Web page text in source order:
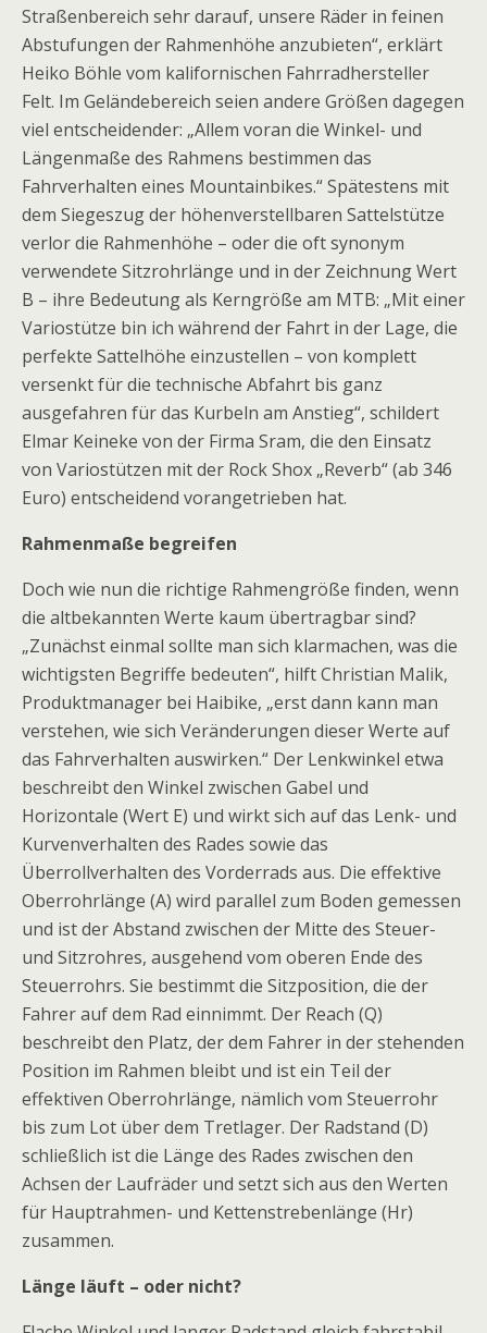
Straßenbereich sehr darauf, unsere Räder in feinen
Abstufungen der Rahmenhöhe anzubieten“, erklärt
Heiko Böhle vom kalifornischen Fahrradhersteller
Felt. Im Geländebereich seien andere Größen dagegen
viel entscheidender: „Allem voran die Winkel- und
Längenmaße des Rahmens bestimmen das
Fahrverhalten eines Mountainbikes.“ Spätestens mit
dem Siegeszug der höhenverstellbaren Sattelstütze
verlor die Rahmenhöhe – oder die oft synonym
verwendete Sitzrohrlänge und in der Zeichnung Wert
B – ihre Bedeutung als Kerngröße am MTB: „Mit einer
Variostütze bin ich während der Fahrt in der Lage, die
perfekte Sattelhöhe einzustellen – von komplett
versenkt für die technische Abfahrt bis ganz
ausgefahren für das Kurbeln am Anstieg“, schildert
Elmar Keineke von der Firma Sram, die den Einsatz
von Variostützen mit der Rock Shox „Reverb“ (ab 346
Euro) entscheidend vorangetrieben hat.
Rahmenmaße begreifen
Doch wie nun die richtige Rahmengröße finden, wenn
die altbekannten Werte kaum übertragbar sind?
„Zunächst einmal sollte man sich klarmachen, was die
wichtigsten Begriffe bedeuten“, hilft Christian Malik,
Produktmanager bei Haibike, „erst dann kann man
verstehen, wie sich Veränderungen dieser Werte auf
das Fahrverhalten auswirken.“ Der Lenkwinkel etwa
beschreibt den Winkel zwischen Gabel und
Horizontale (Wert E) und wirkt sich auf das Lenk- und
Kurvenverhalten des Rades sowie das
Überrollverhalten des Vorderrads aus. Die effektive
Oberrohrlänge (A) wird parallel zum Boden gemessen
und ist der Abstand zwischen der Mitte des Steuer-
und Sitzrohres, ausgehend vom oberen Ende des
Steuerrohrs. Sie bestimmt die Sitzposition, die der
Fahrer auf dem Rad einnimmt. Der Reach (Q)
beschreibt den Platz, der dem Fahrer in der stehenden
Position im Rahmen bleibt und ist ein Teil der
effektiven Oberrohrlänge, nämlich vom Steuerrohr
bis zum Lot über dem Tretlager. Der Radstand (D)
schließlich ist die Länge des Rades zwischen den
Achsen der Laufräder und setzt sich aus den Werten
für Hauptrahmen- und Kettenstrebenlänge (Hr)
zusammen.
Länge läuft – oder nicht?